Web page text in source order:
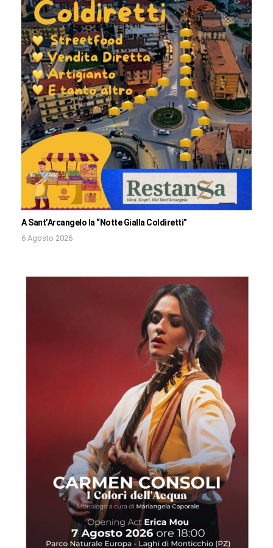
A Sant’Arcangelo la “Notte Gialla Coldiretti”
6 Agosto 2026